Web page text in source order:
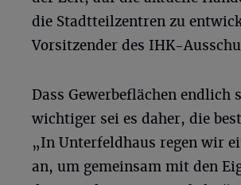
die Stadtteilzentren zu
Vorsitzender des IHK-
Dass Gewerbeflächen endlich
wichtiger sei es daher, die
„In Unterfeldhaus regen wir
an, um gemeinsam mit den